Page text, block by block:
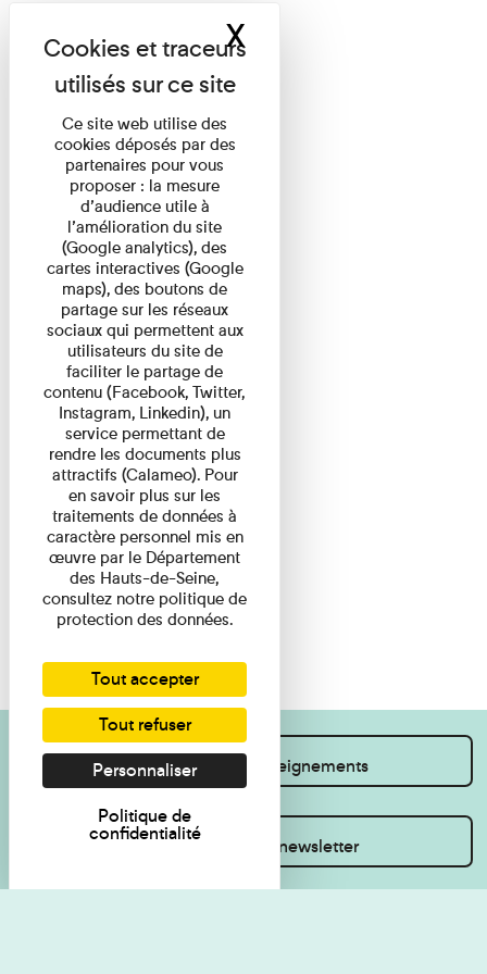
Je souhaite des renseignements
Inscrivez-vous à la newsletter
Ce site web utilise des
cookies déposés par des
partenaires pour vous
proposer : la mesure
d’audience utile à
l’amélioration du site
(Google analytics), des
cartes interactives (Google
maps), des boutons de
partage sur les réseaux
sociaux qui permettent aux
utilisateurs du site de
faciliter le partage de
contenu (Facebook, Twitter,
Instagram, Linkedin), un
service permettant de
rendre les documents plus
attractifs (Calameo). Pour
en savoir plus sur les
traitements de données à
caractère personnel mis en
œuvre par le Département
des Hauts-de-Seine,
consultez notre politique de
protection des données.
Tout accepter
Tout refuser
Personnaliser
Politique de
confidentialité
XMasquer le